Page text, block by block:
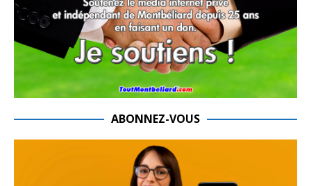
ABONNEZ-VOUS